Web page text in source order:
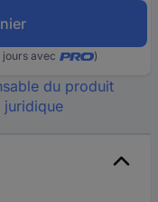
jours avec )
du produit
juridique